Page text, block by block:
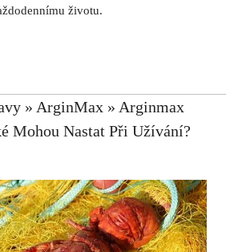
životu.
» ArginMax » Arginmax
Mohou Nastat Při Užívání?